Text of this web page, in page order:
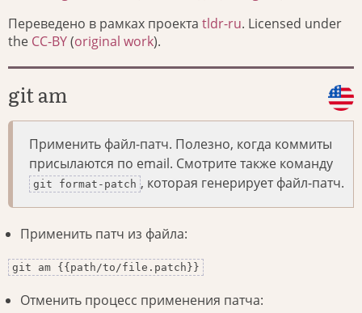
Переведено в рамках проекта tldr-ru. Licensed under
the CC-BY(original work).
git am
Применить файл-патч. Полезно, когда коммиты
присылаются по email. Смотрите также команду
git format-patch , которая генерирует файл-патч.
Применить патч из файла:
git am {{path/to/file.patch}}
Отменить процесс применения патча: